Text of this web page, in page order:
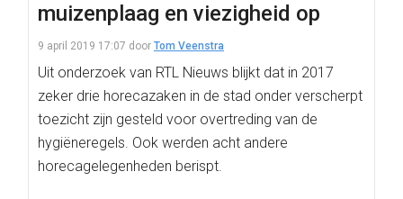
muizenplaag en viezigheid op
9 april 2019 17:07 door Tom Veenstra
Uit onderzoek van RTL Nieuws blijkt dat in 2017
zeker drie horecazaken in de stad onder verscherpt
toezicht zijn gesteld voor overtreding van de
hygiëneregels. Ook werden acht andere
horecagelegenheden berispt.